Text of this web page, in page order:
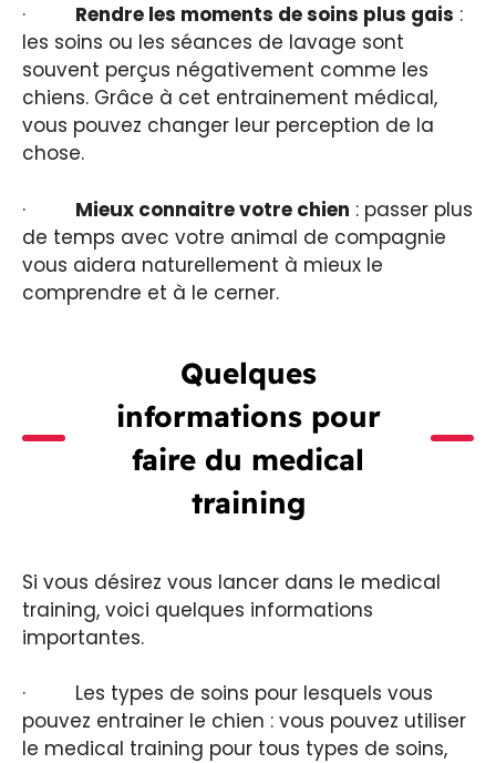
· Rendre les moments de soins plus gais :
les soins ou les séances de lavage sont
souvent perçus négativement comme les
chiens. Grâce à cet entrainement médical,
vous pouvez changer leur perception de la
chose.
· Mieux connaitre votre chien : passer plus
de temps avec votre animal de compagnie
vous aidera naturellement à mieux le
comprendre et à le cerner.
Quelques
informations pour
faire du medical
training
Si vous désirez vous lancer dans le medical
training, voici quelques informations
importantes.
· Les types de soins pour lesquels vous
pouvez entrainer le chien : vous pouvez utiliser
le medical training pour tous types de soins,